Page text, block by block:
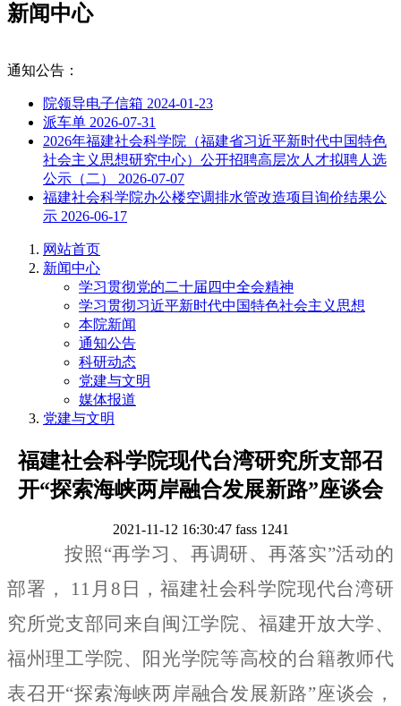
新闻中心
通知公告：
院领导电子信箱 2024-01-23
派车单 2026-07-31
2026年福建社会科学院（福建省习近平新时代中国特色
社会主义思想研究中心）公开招聘高层次人才拟聘人选
公示（二） 2026-07-07
福建社会科学院办公楼空调排水管改造项目询价结果公
示 2026-06-17
网站首页
新闻中心
学习贯彻党的二十届四中全会精神
学习贯彻习近平新时代中国特色社会主义思想
本院新闻
通知公告
科研动态
党建与文明
媒体报道
党建与文明
福建社会科学院现代台湾研究所支部召
开“探索海峡两岸融合发展新路”座谈会
2021-11-12 16:30:47 fass 1241
按照“再学习、再调研、再落实”活动的
部署， 11月8日，福建社会科学院现代台湾研
究所党支部同来自闽江学院、福建开放大学、
福州理工学院、阳光学院等高校的台籍教师代
表召开“探索海峡两岸融合发展新路”座谈会，